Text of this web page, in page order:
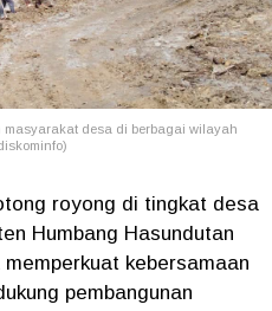
desa di berbagai wilayah
royong di tingkat desa
Humbang Hasundutan
kebersamaan
pembangunan